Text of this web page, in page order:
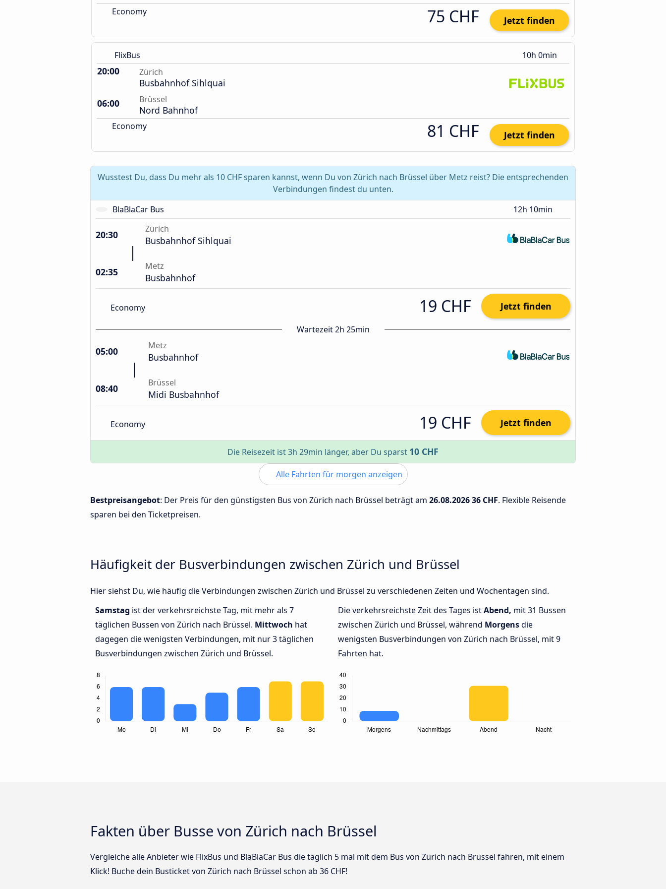
Economy 75 CHF Jetzt finden
FlixBus 10h 0min
20:00 Zürich
Busbahnhof Sihlquai
06:00
Brüssel
Nord Bahnhof
Economy 81 CHF Jetzt finden
Wusstest Du, dass Du mehr als 10 CHF sparen kannst, wenn Du von Zürich nach Brüssel über Metz reist? Die entsprechenden
Verbindungen findest du unten.
BlaBlaCar Bus
12h 10min
20:30 Zürich
Busbahnhof Sihlquai
02:35 Metz
Busbahnhof
Economy 19 CHF Jetzt finden
Wartezeit 2h 25min
05:00 Metz
Busbahnhof
08:40 Brüssel
Midi Busbahnhof
Economy 19 CHF Jetzt finden
Die Reisezeit ist 3h 29min länger, aber Du sparst 10 CHF
Alle Fahrten für morgen anzeigen
Bestpreisangebot: Der Preis für den günstigsten Bus von Zürich nach Brüssel beträgt am 26.08.202636 CHF. Flexible Reisende
sparen bei den Ticketpreisen.
Häufigkeit der Busverbindungen zwischen Zürich und Brüssel
Hier siehst Du, wie häufig die Verbindungen zwischen Zürich und Brüssel zu verschiedenen Zeiten und Wochentagen sind.
Samstag ist der verkehrsreichste Tag, mit mehr als 7
täglichen Bussen von Zürich nach Brüssel. Mittwoch hat
dagegen die wenigsten Verbindungen, mit nur 3 täglichen
Busverbindungen zwischen Zürich und Brüssel.
Die verkehrsreichste Zeit des Tages istAbend, mit 31 Bussen
zwischen Zürich und Brüssel, während Morgensdie
wenigsten Busverbindungen von Zürich nach Brüssel, mit 9
Fahrten hat.
Fakten über Busse von Zürich nach Brüssel
Vergleiche alle Anbieter wie FlixBus und BlaBlaCar Bus die täglich 5 mal mit dem Bus von Zürich nach Brüssel fahren, mit einem
Klick! Buche dein Busticket von Zürich nach Brüssel schon ab 36 CHF!